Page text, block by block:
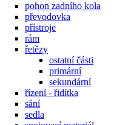
pohon zadního kola
převodovka
přístroje
rám
řetězy
ostatní části
primární
sekundární
řízení - řidítka
sání
sedla